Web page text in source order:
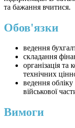
та бажання вчитися.
Обов'язки
ведення
складання
організація та
технічних
ведення
військової
Вимоги